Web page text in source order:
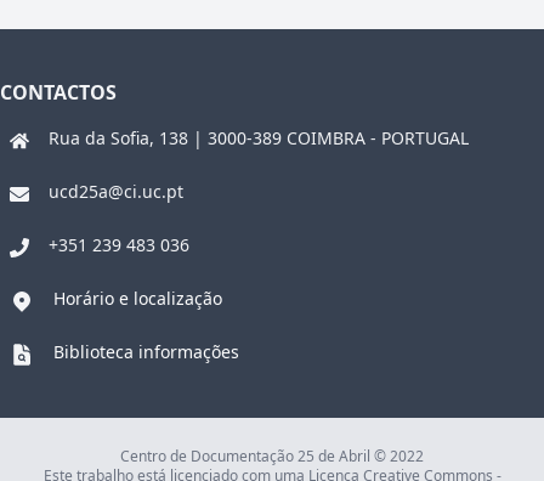
CONTACTOS
Rua da Sofia, 138 | 3000-389 COIMBRA - PORTUGAL
ucd25a@ci.uc.pt
+351 239 483 036
Horário e localização
Biblioteca informações
Centro de Documentação 25 de Abril © 2022
Este trabalho está licenciado com uma Licença Creative Commons -